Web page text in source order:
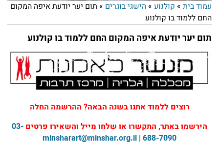
עמוד בית » קולנוע »הישגי בוגרים » תום יער יודעת איפה המקום
החם ללמוד בו קולנוע
תום יער יודעת איפה המקום החם ללמוד בו קולנוע
רוצים ללמוד אתנו בשנה הבאה? ההרשמה החלה
הירשמו באתר, התקשרו או שלחו מייל והשאירו פרטים 03-
688-7090
|
minsharart@minshar.org.il